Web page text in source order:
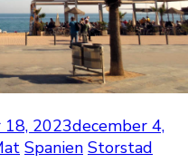
2023december 4,
Spanien Storstad